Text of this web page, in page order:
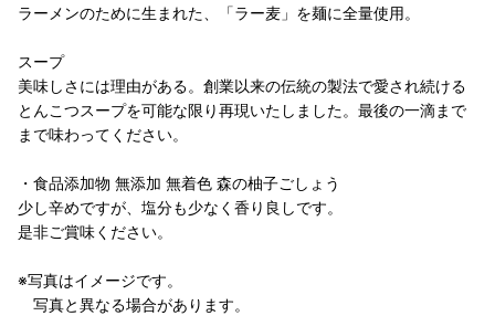
ラーメンのために生まれた、「ラー麦」を麺に全量使用。
スープ
美味しさには理由がある。創業以来の伝統の製法で愛され続ける
とんこつスープを可能な限り再現いたしました。最後の一滴まで
まで味わってください。
・食品添加物 無添加 無着色 森の柚子ごしょう
少し辛めですが、塩分も少なく香り良しです。
是非ご賞味ください。
※写真はイメージです。
写真と異なる場合があります。